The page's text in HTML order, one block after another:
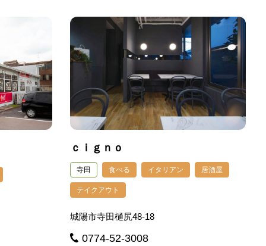
ｃｉｇｎｏ
寺田 食べる イタリアン 居酒屋
テイクアウト
城陽市寺田樋尻48-18
0774-52-3008